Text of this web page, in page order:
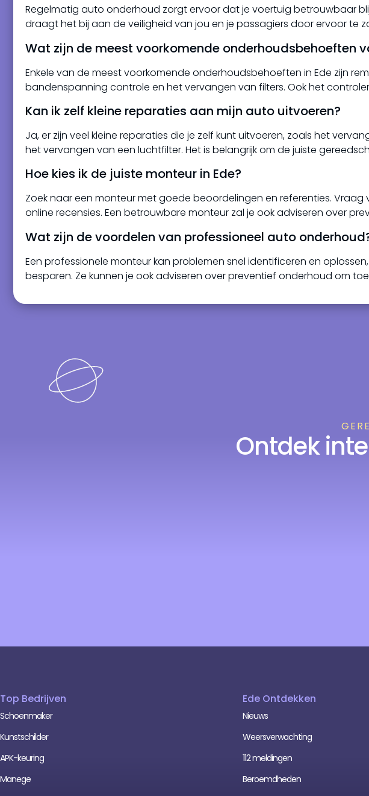
Regelmatig auto onderhoud zorgt ervoor dat je voertuig betrouwbaar
draagt het bij aan de veiligheid van jou en je passagiers door ervoor te
Wat zijn de meest voorkomende onderhoudsbehoeften
Enkele van de meest voorkomende onderhoudsbehoeften in Ede zijn
bandenspanning controle en het vervangen van filters. Ook het
Kan ik zelf kleine reparaties aan mijn auto uitvoeren?
Ja, er zijn veel kleine reparaties die je zelf kunt uitvoeren, zoals het
het vervangen van een luchtfilter. Het is belangrijk om de juiste
Hoe kies ik de juiste monteur in Ede?
Zoek naar een monteur met goede beoordelingen en referenties.
online recensies. Een betrouwbare monteur zal je ook adviseren over
Wat zijn de voordelen van professioneel auto
Een professionele monteur kan problemen snel identificeren en
besparen. Ze kunnen je ook adviseren over preventief onderhoud om
Ontdek
Top Bedrijven
Schoenmaker
Kunstschilder
APK-keuring
Manege
Ede Ontdekken
Nieuws
Weersverwachting
112 meldingen
Beroemdheden